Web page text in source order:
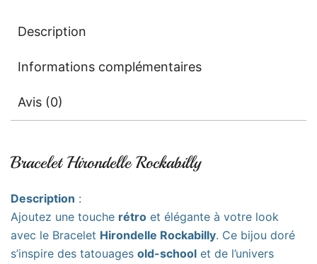
Description
Informations complémentaires
Avis (0)
Bracelet Hirondelle Rockabilly
Description :
Ajoutez une touche rétro et élégante à votre look
avec le Bracelet Hirondelle Rockabilly. Ce bijou doré
s’inspire des tatouages old-school et de l’univers